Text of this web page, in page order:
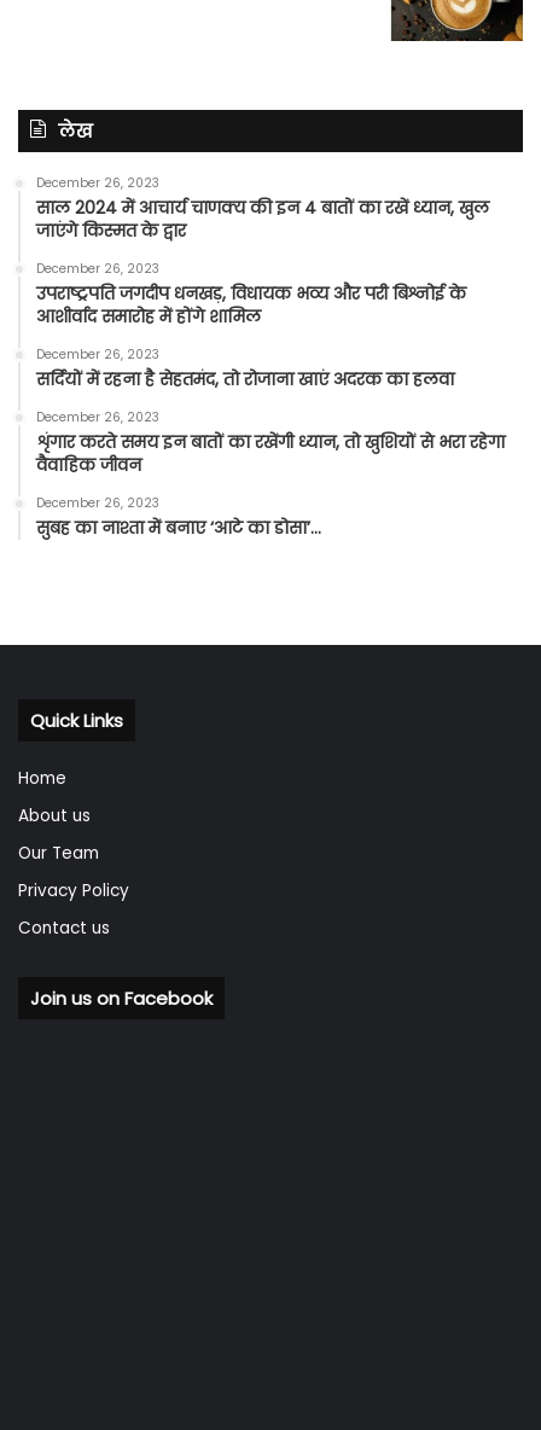
लेख
December 26, 2023
साल 2024 में आचार्य चाणक्य की इन 4 बातों का रखें ध्यान, खुल
जाएंगे किस्मत के द्वार
December 26, 2023
उपराष्ट्रपति जगदीप धनखड़, विधायक भव्य और परी बिश्नोई के
आशीर्वाद समारोह में होंगे शामिल
December 26, 2023
सर्दियों में रहना है सेहतमंद, तो रोजाना खाएं अदरक का हलवा
December 26, 2023
शृंगार करते समय इन बातों का रखेंगी ध्यान, तो खुशियों से भरा रहेगा
वैवाहिक जीवन
December 26, 2023
सुबह का नाश्ता में बनाए ‘आटे का डोसा’…
Quick Links
Home
About us
Our Team
Privacy Policy
Contact us
Join us on Facebook